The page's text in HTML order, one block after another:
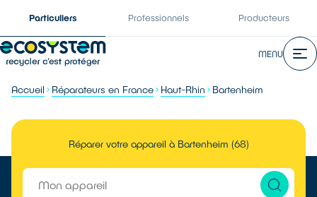
Particuliers Professionnels Producteurs
MENU
Accueil Réparateurs en France Haut-Rhin Bartenheim
Réparer votre appareil à Bartenheim (68)